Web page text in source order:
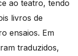
ao teatro, tendo
livros de
ensaios. Em
traduzidos,